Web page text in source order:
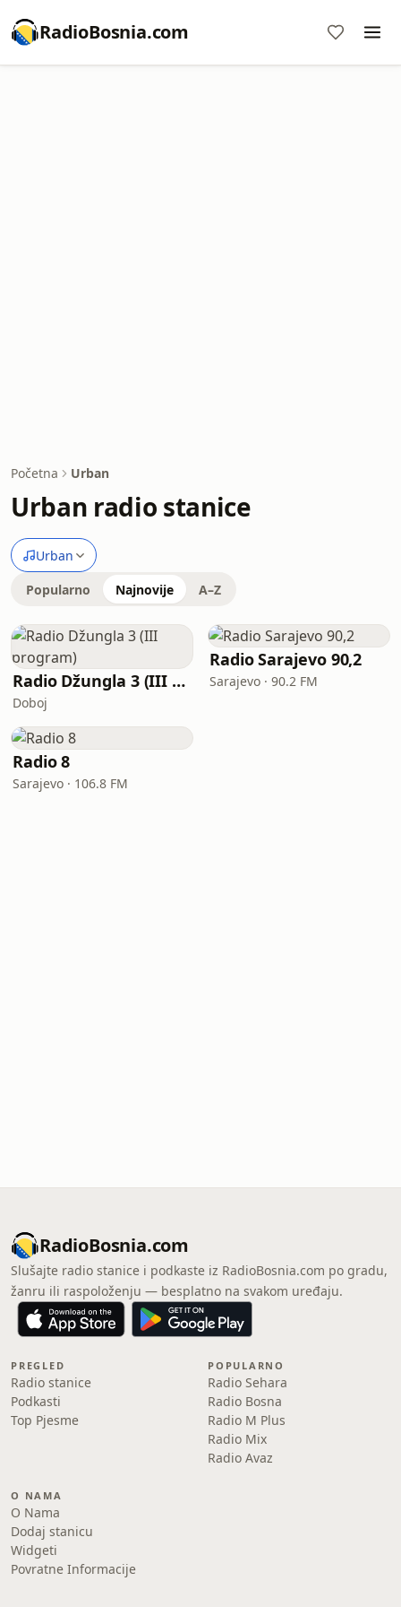
RadioBosnia.com
Početna Urban
Urban radio stanice
Urban
Popularno Najnovije A–Z
Radio Džungla 3 (III program)
Doboj
Radio Sarajevo 90,2
Sarajevo · 90.2 FM
Radio 8
Sarajevo · 106.8 FM
RadioBosnia.com
Slušajte radio stanice i podkaste iz RadioBosnia.com po gradu,
žanru ili raspoloženju — besplatno na svakom uređaju.
PREGLED
Radio stanice
Podkasti
Top Pjesme
POPULARNO
Radio Sehara
Radio Bosna
Radio M Plus
Radio Mix
Radio Avaz
O NAMA
O Nama
Dodaj stanicu
Widgeti
Povratne Informacije